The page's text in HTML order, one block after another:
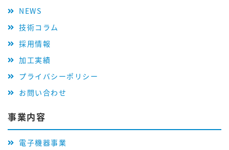
NEWS
技術コラム
採用情報
加工実績
プライバシーポリシー
お問い合わせ
事業内容
電子機器事業